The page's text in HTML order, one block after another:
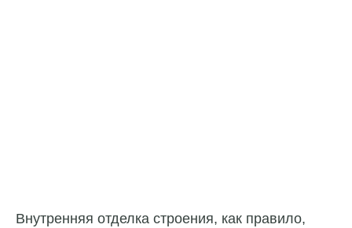
Внутренняя отделка строения, как правило,